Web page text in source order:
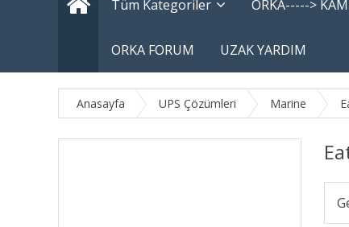
Tüm Kategoriler ORKA----->
ORKA FORUM UZAK YARDIM
Anasayfa UPS Çözümleri Marine